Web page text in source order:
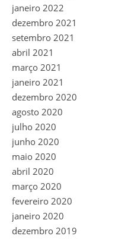
janeiro 2022
dezembro 2021
setembro 2021
abril 2021
março 2021
janeiro 2021
dezembro 2020
agosto 2020
julho 2020
junho 2020
maio 2020
abril 2020
março 2020
fevereiro 2020
janeiro 2020
dezembro 2019